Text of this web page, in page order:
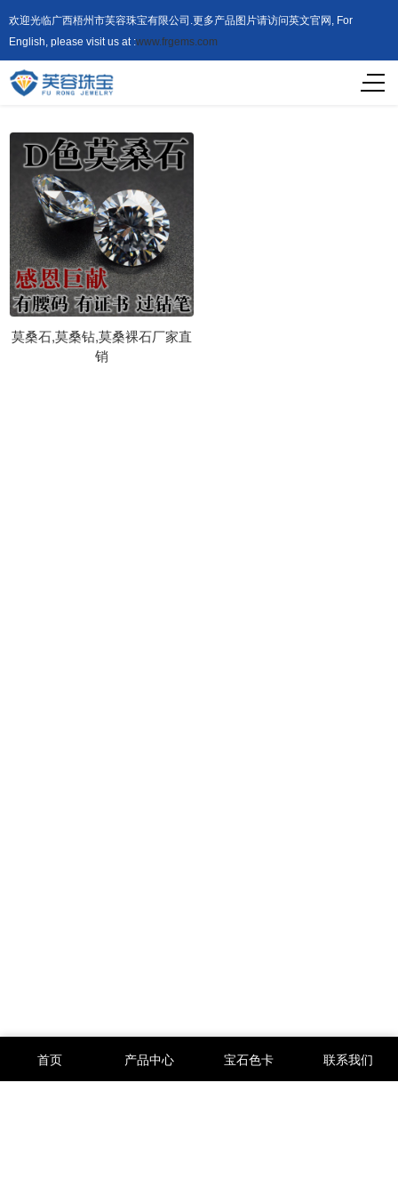
欢迎光临广西梧州市芙容珠宝有限公司.更多产品图片请访问英文官网, For
English, please visit us at :www.frgems.com
莫桑石,莫桑钻,莫桑裸石厂家直
销
首页 产品中心 宝石色卡 联系我们